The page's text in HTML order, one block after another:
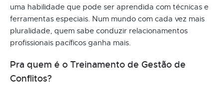
uma habilidade que pode ser aprendida com técnicas e
ferramentas especiais. Num mundo com cada vez mais
pluralidade, quem sabe conduzir relacionamentos
profissionais pacíficos ganha mais.
Pra quem é o Treinamento de Gestão de
Conflitos?